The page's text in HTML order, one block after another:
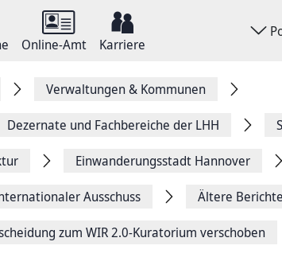
Online-Amt Karriere
Verwaltungen & Kommunen
Dezernate und Fachbereiche der LHH
Einwanderungsstadt Hannover
Ausschuss Ältere
zum WIR 2.0-Kuratorium verschoben